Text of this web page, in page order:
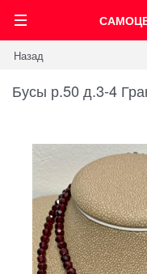
Назад
Бусы р.50 д.3-4